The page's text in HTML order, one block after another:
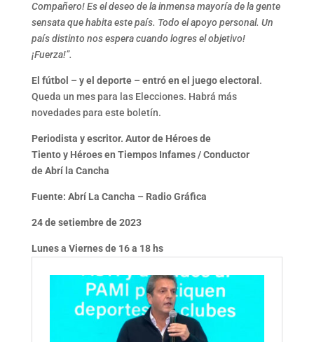
Compañero! Es el deseo de la inmensa mayoría de la gente
sensata que habita este país. Todo el apoyo personal. Un
país distinto nos espera cuando logres el objetivo!
¡Fuerza!”.
El fútbol – y el deporte – entró en el juego electoral .
Queda un mes para las Elecciones. Habrá más
novedades para este boletín.
Periodista y escritor. Autor deHéroes de
Tiento y Héroes en Tiempos Infames / Conductor
de Abrí la Cancha
Fuente: Abrí La Cancha – Radio Gráfica
24 de setiembre de 2023
Lunes a Viernes de 16 a 18 hs